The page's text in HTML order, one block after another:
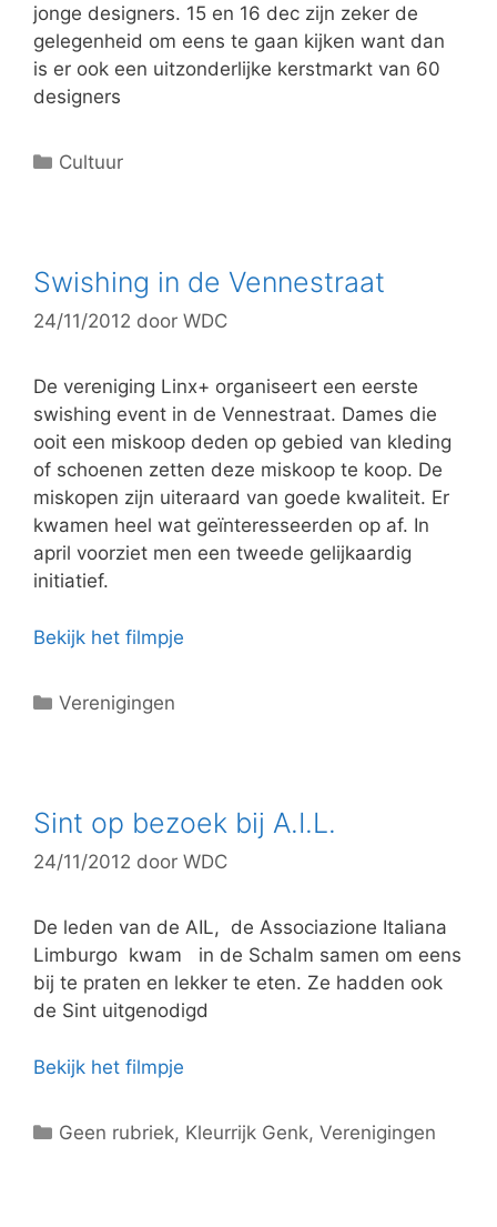
jonge designers. 15 en 16 dec zijn zeker de
gelegenheid om eens te gaan kijken want dan
is er ook een uitzonderlijke kerstmarkt van 60
designers
C
g
r
e
ë
n
Cultuur
Swishing in de Vennestraat
24/11/2012 door WDC
De vereniging Linx+ organiseert een eerste
swishing event in de Vennestraat. Dames die
ooit een miskoop deden op gebied van kleding
of schoenen zetten deze miskoop te koop. De
miskopen zijn uiteraard van goede kwaliteit. Er
kwamen heel wat geïnteresseerden op af. In
april voorziet men een tweede gelijkaardig
initiatief.
Bekijk het filmpje
C
g
r
e
ë
n
Verenigingen
Sint op bezoek bij A.I.L.
24/11/2012 door WDC
De leden van de AIL, de Associazione Italiana
Limburgo kwam in de Schalm samen om eens
bij te praten en lekker te eten. Ze hadden ook
de Sint uitgenodigd
Bekijk het filmpje
C
Geen rubriek, Kleurrijk Genk,Verenigingen